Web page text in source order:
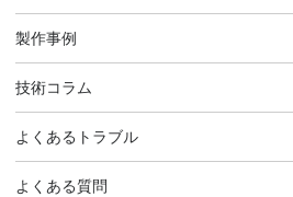
製作事例
技術コラム
よくあるトラブル
よくある質問